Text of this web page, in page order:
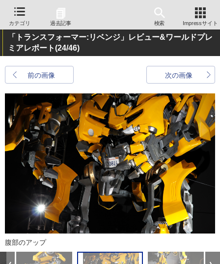
カテゴリ 過去記事 検索 Impressサイト
「トランスフォーマー:リベンジ」レビュー&ワールドプレ
ミアレポート(24/46)
前の画像 次の画像
腹部のアップ